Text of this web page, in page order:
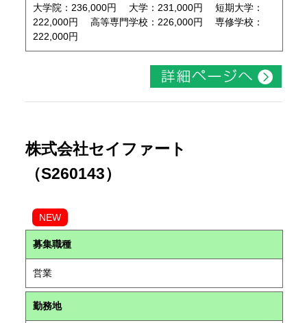
大学院：236,000円 大学：231,000円 短期大学：
222,000円 高等専門学校：226,000円 専修学校：
222,000円
株式会社セイファート
（S260143）
NEW
募集職種
営業
勤務地